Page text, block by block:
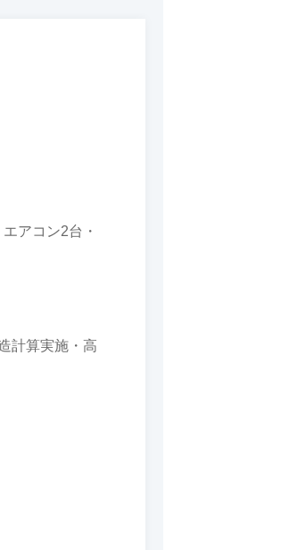
アコン2台・
計算実施・高